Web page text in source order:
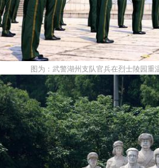
图为：武警湖州支队官兵在烈士陵园重